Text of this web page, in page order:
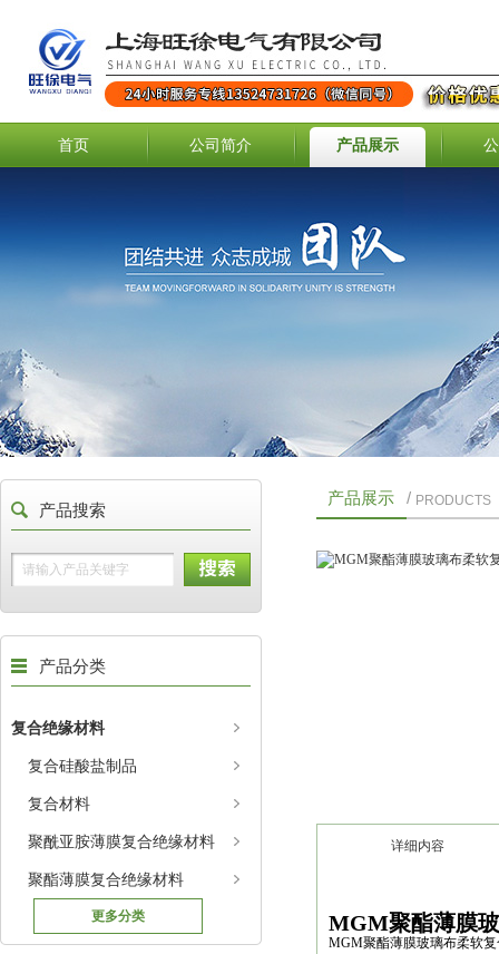
首页 公司简介 产品展示
产品搜索
产品分类
复合绝缘材料
复合硅酸盐制品
复合材料
聚酰亚胺薄膜复合绝缘材料
聚酯薄膜复合绝缘材料
更多分类
产品展示 / PRODUCTS
详细内容
MGM聚酯薄膜
MGM聚酯薄膜玻璃布柔软